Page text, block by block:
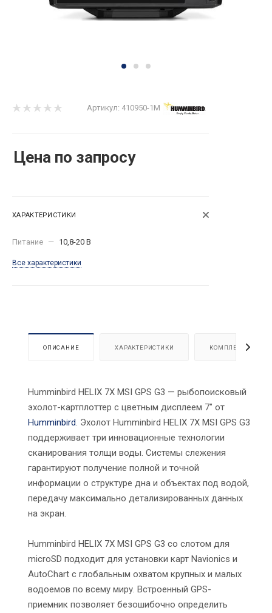
Артикул: 410950-1M
Цена по запросу
ХАРАКТЕРИСТИКИ
Питание — 10,8-20 В
Все характеристики
ОПИСАНИЕ ХАРАКТЕРИСТИКИ КОМПЛЕКТАЦИЯ
Humminbird HELIX 7X MSI GPS G3 — рыбопоисковый
эхолот-картплоттер с цветным дисплеем 7" от
Humminbird. Эхолот Humminbird HELIX 7X MSI GPS G3
поддерживает три инновационные технологии
сканирования толщи воды. Системы слежения
гарантируют получение полной и точной
информации о структуре дна и объектах под водой,
передачу максимально детализированных данных
на экран.
Humminbird HELIX 7X MSI GPS G3 со слотом для
microSD подходит для установки карт Navionics и
AutoChart с глобальным охватом крупных и малых
водоемов по всему миру. Встроенный GPS-
приемник позволяет безошибочно определить